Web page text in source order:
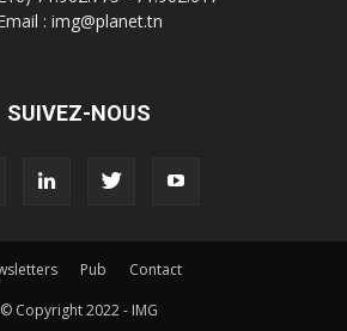
: img@planet.tn
SUIVEZ-NOUS
Pub
Contact
© Copyright 2022 - IMG